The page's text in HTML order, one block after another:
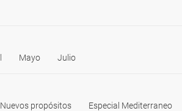
Mayo Julio
Nuevos propósitos Especial Mediterraneo